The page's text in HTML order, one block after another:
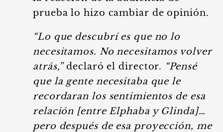
prueba lo hizo cambiar de opinión.
“Lo que descubrí es que no lo
necesitamos. No necesitamos volver
atrás,”declaró el director. “Pensé
que la gente necesitaba que le
recordaran los sentimientos de esa
relación [entre Elphaba y Glinda]…
pero después de esa proyección, me